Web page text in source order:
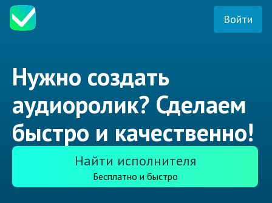
Войти
Нужно создать
аудиоролик? Сделаем
быстро и качественно!
Найти исполнителя
Бесплатно и быстро